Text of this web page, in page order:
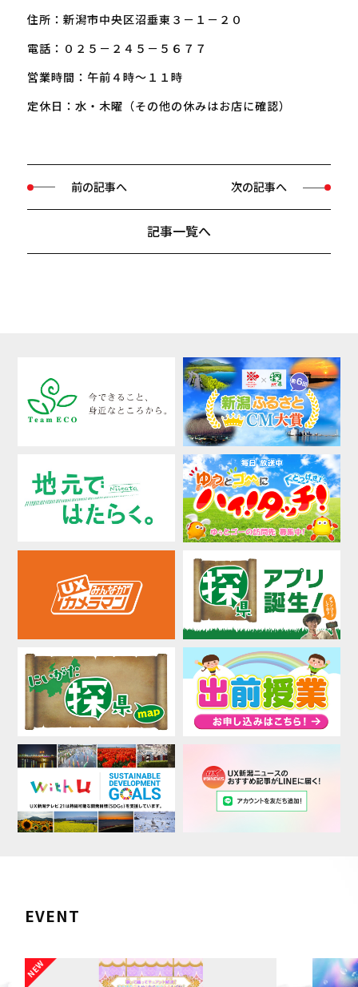
住所：新潟市中央区沼垂東３－１－２０
電話：０２５－２４５－５６７７
営業時間：午前４時～１１時
定休日：水・木曜（その他の休みはお店に確認）
前の記事へ
記事一覧へ
次の記事へ
EVENT